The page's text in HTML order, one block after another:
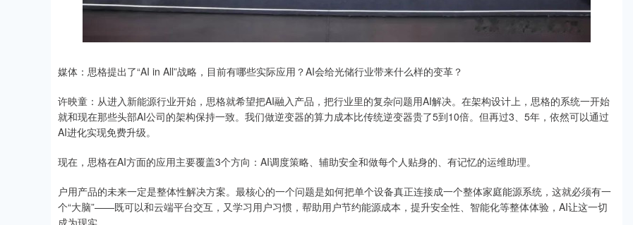
媒体：思格提出了“AI in All”战略，目前有哪些实际应用？AI会给光储行业带来什么样的变革？
许映童：从进入新能源行业开始，思格就希望把AI融入产品，把行业里的复杂问题用AI解决。在架构设计上，思格的系统一开始
就和现在那些头部AI公司的架构保持一致。我们做逆变器的算力成本比传统逆变器贵了5到10倍。但再过3、5年，依然可以通过
AI进化实现免费升级。
现在，思格在AI方面的应用主要覆盖3个方向：AI调度策略、辅助安全和做每个人贴身的、有记忆的运维助理。
户用产品的未来一定是整体性解决方案。最核心的一个问题是如何把单个设备真正连接成一个整体家庭能源系统，这就必须有一
个“大脑”——既可以和云端平台交互，又学习用户习惯，帮助用户节约能源成本，提升安全性、智能化等整体体验，AI让这一切
成为现实。